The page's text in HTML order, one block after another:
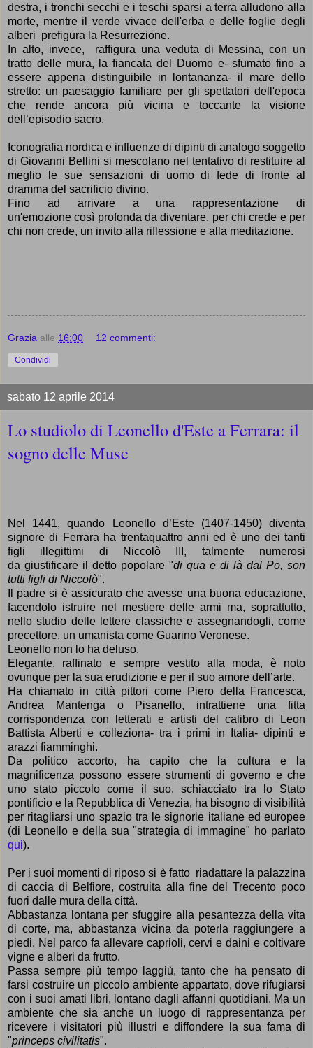
destra, i tronchi secchi e i teschi sparsi a terra alludono alla
morte, mentre il verde vivace dell'erba e delle foglie degli
alberi prefigura la Resurrezione.
In alto, invece, raffigura una veduta di Messina, con un
tratto delle mura, la fiancata del Duomo e- sfumato fino a
essere appena distinguibile in lontananza- il mare dello
stretto: un paesaggio familiare per gli spettatori dell'epoca
che rende ancora più vicina e toccante la visione
dell ’episodio sacro.
Iconografia nordica e influenze di dipinti di analogo soggetto
di Giovanni Bellini si mescolano nel tentativo di restituire al
meglio le sue sensazioni di uomo di fede di fronte al
dramma del sacrificio divino.
Fino ad arrivare a una rappresentazione di
un'emozione così profonda da diventare, per chi crede e per
chi non crede, un invito alla riflessione e alla meditazione.
Grazia alle 16:00 12 commenti:
Condividi
sabato 12 aprile 2014
Lo studiolo di Leonello d'Este a Ferrara: il
sogno delle Muse
Nel 1441, quando Leonello d’Este (1407-1450) diventa
signore di Ferrara ha trentaquattro anni ed è uno dei tanti
figli illegittimi di Niccolò III, talmente numerosi
da giustificare il detto popolare "di qua e di là dal Po, son
tutti figli di Niccolò".
Il padre si è assicurato che avesse una buona educazione,
facendolo istruire nel mestiere delle armi ma, soprattutto,
nello studio delle lettere classiche e assegnandogli, come
precettore, un umanista come Guarino Veronese.
Leonello non lo ha deluso.
Elegante, raffinato e sempre vestito alla moda, è noto
ovunque per la sua erudizione e per il suo amore dell’arte.
Ha chiamato in città pittori come Piero della Francesca,
Andrea Mantenga o Pisanello, intrattiene una fitta
corrispondenza con letterati e artisti del calibro di Leon
Battista Alberti e colleziona- tra i primi in Italia- dipinti e
arazzi fiamminghi.
Da politico accorto, ha capito che la cultura e la
magnificenza possono essere strumenti di governo e che
uno stato piccolo come il suo, schiacciato tra lo Stato
pontificio e la Repubblica di Venezia, ha bisogno di visibilità
per ritagliarsi uno spazio tra le signorie italiane ed europee
(di Leonello e della sua "strategia di immagine" ho parlato
qui).
Per i suoi momenti di riposo si è fatto riadattare la palazzina
di caccia di Belfiore, costruita alla fine del Trecento poco
fuori dalle mura della città.
Abbastanza lontana per sfuggire alla pesantezza della vita
di corte, ma, abbastanza vicina da poterla raggiungere a
piedi. Nel parco fa allevare caprioli, cervi e daini e coltivare
vigne e alberi da frutto.
Passa sempre più tempo laggiù, tanto che ha pensato di
farsi costruire un piccolo ambiente appartato, dove rifugiarsi
con i suoi amati libri, lontano dagli affanni quotidiani. Ma un
ambiente che sia anche un luogo di rappresentanza per
ricevere i visitatori più illustri e diffondere la sua fama di
"princeps civilitatis".